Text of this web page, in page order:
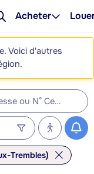
Acheter
Voici d'autres
Trembles)